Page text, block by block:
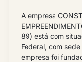
A empresa
89) está com
Federal, com
empresa foi